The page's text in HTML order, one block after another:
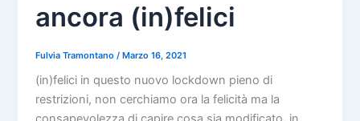
ancora (in)felici
Fulvia Tramontano/Marzo 16, 2021
(in)felici in questo nuovo lockdown pieno di
restrizioni, non cerchiamo ora la felicità ma la